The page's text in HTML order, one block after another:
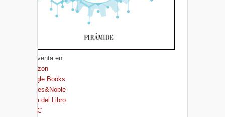
A la venta en:
Amazon
Google Books
Barnes&Noble
Casa del Libro
FNAC